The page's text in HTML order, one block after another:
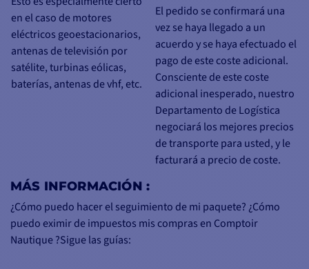
en el caso de motores
eléctricos geoestacionarios,
antenas de televisión por
satélite, turbinas eólicas,
baterías, antenas de vhf, etc.
El pedido se confirmará una
vez se haya llegado a un
acuerdo y se haya efectuado el
pago de este coste adicional.
Consciente de este coste
adicional inesperado, nuestro
Departamento de Logística
negociará los mejores precios
de transporte para usted, y le
facturará a precio de coste.
MÁS INFORMACIÓN :
¿Cómo puedo hacer el seguimiento de mi paquete? ¿Cómo
puedo eximir de impuestos mis compras en Comptoir
Nautique ?Sigue las guías: